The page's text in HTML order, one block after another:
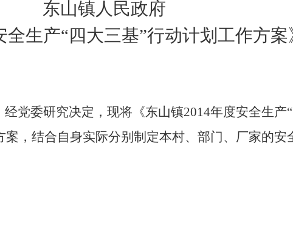
东山镇人民政府
生产“四大三基”行动计划工作方案
经党委研究决定，现将《东山镇2014年度安全生产
， 结合自身实际分别制定本村、部门、厂家的安